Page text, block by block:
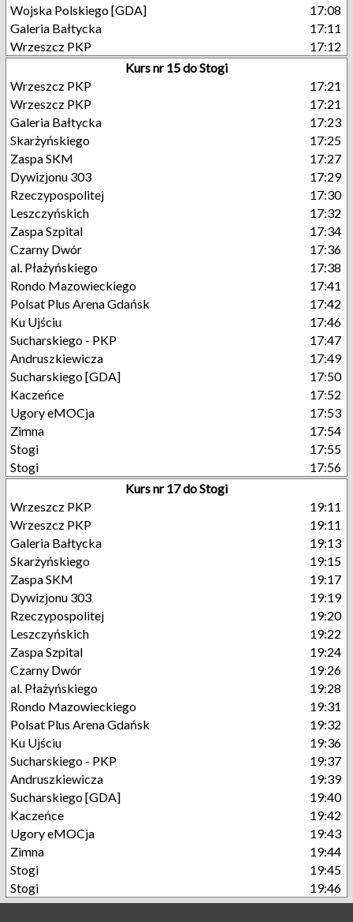
Wojska Polskiego [GDA]
17:08
Galeria Bałtycka
17:11
Wrzeszcz PKP
17:12
Kurs nr 15 do Stogi
Wrzeszcz PKP
17:21
Wrzeszcz PKP
17:21
Galeria Bałtycka
17:23
Skarżyńskiego
17:25
Zaspa SKM
17:27
Dywizjonu 303
17:29
Rzeczypospolitej
17:30
Leszczyńskich
17:32
Zaspa Szpital
17:34
Czarny Dwór
17:36
al. Płażyńskiego
17:38
Rondo Mazowieckiego
17:41
Polsat Plus Arena Gdańsk
17:42
Ku Ujściu
17:46
Sucharskiego - PKP
17:47
Andruszkiewicza
17:49
Sucharskiego [GDA]
17:50
Kaczeńce
17:52
Ugory eMOCja
17:53
Zimna
17:54
Stogi
17:55
Stogi
17:56
Kurs nr 17 do Stogi
Wrzeszcz PKP
19:11
Wrzeszcz PKP
19:11
Galeria Bałtycka
19:13
Skarżyńskiego
19:15
Zaspa SKM
19:17
Dywizjonu 303
19:19
Rzeczypospolitej
19:20
Leszczyńskich
19:22
Zaspa Szpital
19:24
Czarny Dwór
19:26
al. Płażyńskiego
19:28
Rondo Mazowieckiego
19:31
Polsat Plus Arena Gdańsk
19:32
Ku Ujściu
19:36
Sucharskiego - PKP
19:37
Andruszkiewicza
19:39
Sucharskiego [GDA]
19:40
Kaczeńce
19:42
Ugory eMOCja
19:43
Zimna
19:44
Stogi
19:45
Stogi
19:46